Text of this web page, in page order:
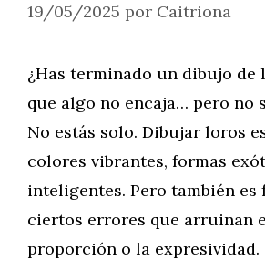
19/05/2025 por Caitriona
¿Has terminado un dibujo de
que algo no encaja… pero no
No estás solo. Dibujar loros
colores vibrantes, formas
inteligentes. Pero también
ciertos errores que arruinan
proporción o la expresividad.